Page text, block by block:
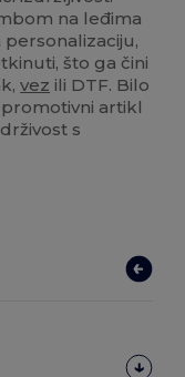
na leđima
personalizaciju,
što ga čini
vez ili DTF. Bilo
artikl
s